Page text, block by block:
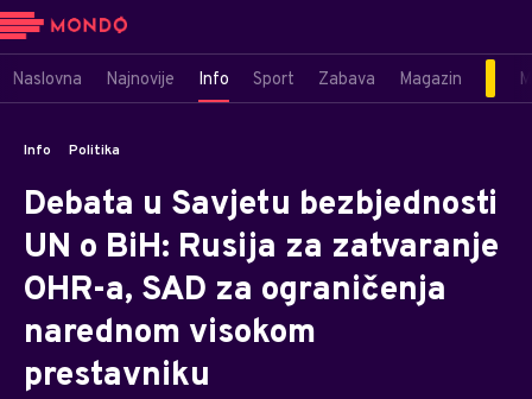
Naslovna Najnovije Info Sport Zabava Magazin
Info Politika
Debata u Savjetu bezbjednosti
UN o BiH: Rusija za zatvaranje
OHR-a, SAD za ograničenja
narednom visokom
prestavniku